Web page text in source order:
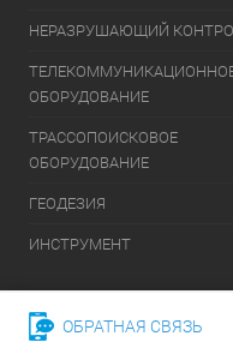
НЕРАЗРУШАЮЩИЙ
ОБОРУДОВАНИЕ
ТРАССОПОИСКОВОЕ
ОБОРУДОВАНИЕ
ГЕОДЕЗИЯ
ИНСТРУМЕНТ
ОБРАТНАЯ СВЯЗЬ